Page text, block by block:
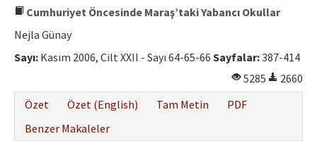
Cumhuriyet Öncesinde Maraş’taki Yabancı Okullar
Nejla Günay
Sayı: Kasım 2006, Cilt XXII - Sayı 64-65-66 Sayfalar:387-414
5285
2660
Özet
Özet (English) Tam Metin
PDF
Benzer Makaleler